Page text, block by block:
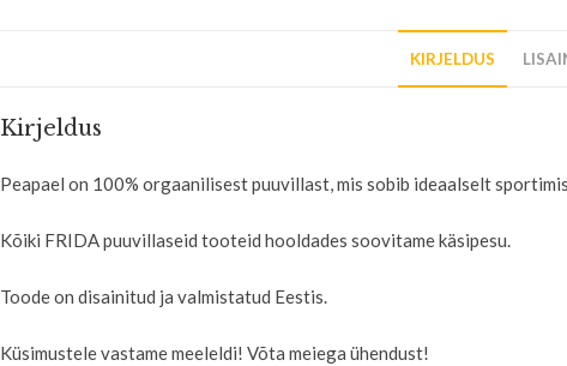
KIRJELDUS
Kirjeldus
Peapael on 100% orgaanilisest puuvillast, mis sobib ideaalselt
Kõiki FRIDA puuvillaseid tooteid hooldades soovitame käsipesu.
Toode on disainitud ja valmistatud Eestis.
Küsimustele vastame meeleldi! Võta meiega ühendust!